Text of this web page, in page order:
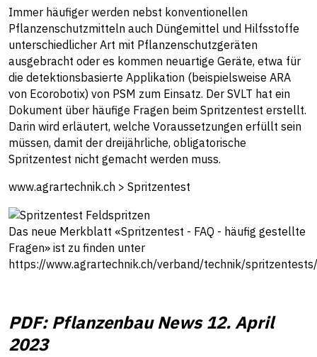
Immer häufiger werden nebst konventionellen
Pflanzenschutzmitteln auch Düngemittel und Hilfsstoffe
unterschiedlicher Art mit Pflanzenschutzgeräten
ausgebracht oder es kommen neuartige Geräte, etwa für
die detektionsbasierte Applikation (beispielsweise ARA
von Ecorobotix) von PSM zum Einsatz. Der SVLT hat ein
Dokument über häufige Fragen beim Spritzentest erstellt.
Darin wird erläutert, welche Voraussetzungen erfüllt sein
müssen, damit der dreijährliche, obligatorische
Spritzentest nicht gemacht werden muss.
www.agrartechnik.ch > Spritzentest
Das neue Merkblatt «Spritzentest - FAQ - häufig gestellte
Fragen» ist zu finden unter
https://www.agrartechnik.ch/verband/technik/spritzentests/
PDF: Pflanzenbau News 12. April
2023